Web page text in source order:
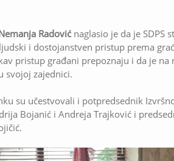
Radović naglasio je da je SDPS
i dostojanstven pristup prema
pristup građani prepoznaju i da je na
svojoj zajednici.
su učestvovali i potpredsednik
Bojanić i Andreja Trajković i